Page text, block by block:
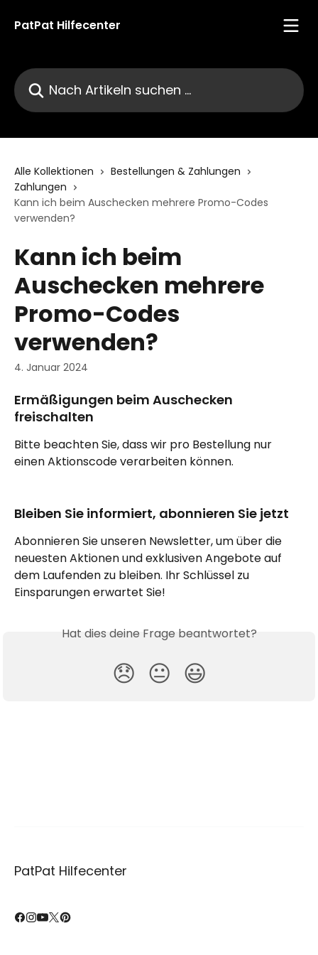
PatPat Hilfecenter
Nach Artikeln suchen …
Alle Kollektionen
Bestellungen & Zahlungen
Zahlungen
Kann ich beim Auschecken mehrere Promo-Codes
verwenden?
Kann ich beim
Auschecken mehrere
Promo-Codes
verwenden?
4. Januar 2024
Ermäßigungen beim Auschecken
freischalten
Bitte beachten Sie, dass wir pro Bestellung nur
einen Aktionscode verarbeiten können.
Bleiben Sie informiert, abonnieren Sie jetzt
Abonnieren Sie unseren Newsletter, um über die
neuesten Aktionen und exklusiven Angebote auf
dem Laufenden zu bleiben. Ihr Schlüssel zu
Einsparungen erwartet Sie!
Hat dies deine Frage beantwortet?
😞 😐 😃
PatPat Hilfecenter